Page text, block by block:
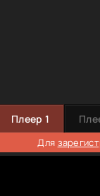
Плеер 1
Для